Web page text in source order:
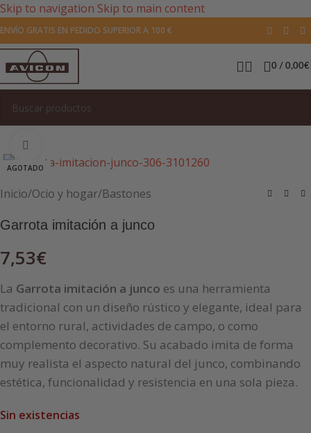
Skip to navigation Skip to main content
ENVÍO GRATIS EN PEDIDO SUPERIOR A 100 €
0 / 0,00€
AGOTADO
Inicio/Ocio y hogar/Bastones
Garrota imitación a junco
7,53€
La Garrota imitación a junco es una herramienta
tradicional con un diseño rústico y elegante, ideal para
el entorno rural, actividades de campo, o como
complemento decorativo. Su acabado imita de forma
muy realista el aspecto natural del junco, combinando
estética, funcionalidad y resistencia en una sola pieza.
Sin existencias